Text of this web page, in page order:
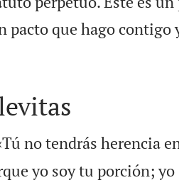
pacto que hago contigo
no tendrás herencia
yo soy tu porción;